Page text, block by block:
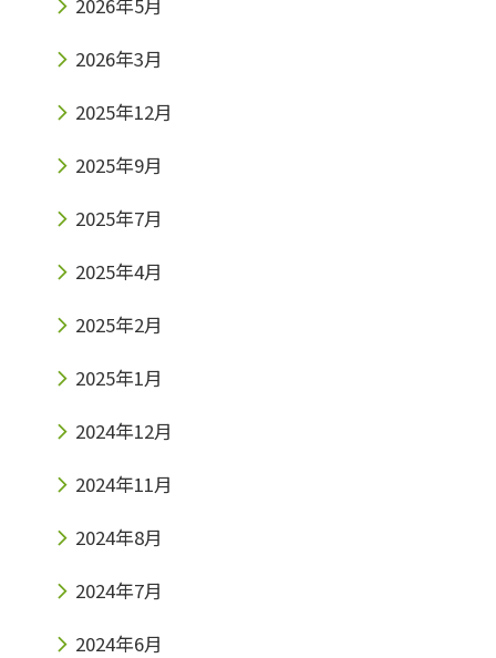
2026年3月
2025年12月
2025年9月
2025年7月
2025年4月
2025年2月
2025年1月
2024年12月
2024年11月
2024年8月
2024年7月
2024年6月